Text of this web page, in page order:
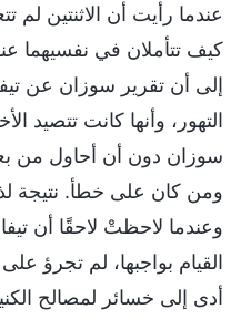
عندما رأيت أن الاثنتين لم
كيف تتأملان في نفسيهما
إلى أن تقرير سوزان عن
التهور، وأنها كانت
سوزان دون أن أحاول من
ومن كان على خطأ. نتيجة
وعندما لاحظتْ لاحقًا أن
القيام بواجبها، لم تجرؤ
أدى إلى خسائر لمصالح